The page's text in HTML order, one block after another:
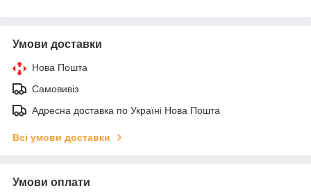
Умови доставки
Нова Пошта
Самовивіз
Адресна доставка по Україні Нова Пошта
Всі умови доставки
Умови оплати